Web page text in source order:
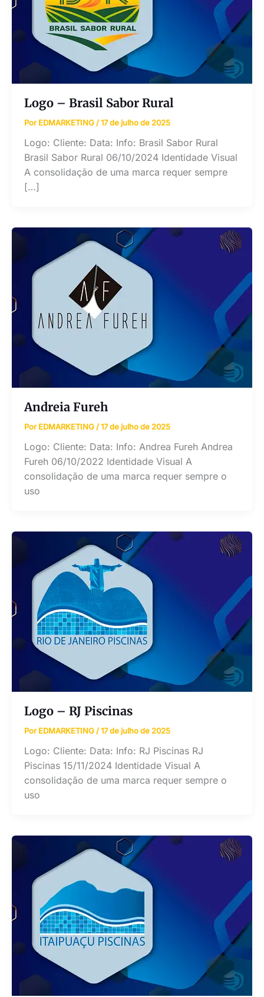
Logo – Brasil Sabor Rural
PorEDMARKETING /17 de julho de 2025
Logo: Cliente: Data: Info: Brasil Sabor Rural
Brasil Sabor Rural 06/10/2024 Identidade Visual
A consolidação de uma marca requer sempre
[…]
Andreia Fureh
PorEDMARKETING /17 de julho de 2025
Logo: Cliente: Data: Info: Andrea Fureh Andrea
Fureh 06/10/2022 Identidade Visual A
consolidação de uma marca requer sempre o
uso
Logo – RJ Piscinas
PorEDMARKETING /17 de julho de 2025
Logo: Cliente: Data: Info: RJ Piscinas RJ
Piscinas 15/11/2024 Identidade Visual A
consolidação de uma marca requer sempre o
uso